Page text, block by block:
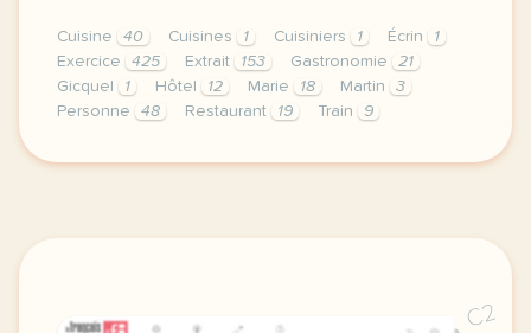
Cuisine 40 Cuisines 1 Cuisiniers 1 Écrin
1
Exercice
425 Extrait 153 Gastronomie
21
Gicquel
1 Hôtel 12 Marie 18 Martin
3
Personne
48 Restaurant 19 Train 9
exercice b1 hotellerie restauration decouvrir le
C2